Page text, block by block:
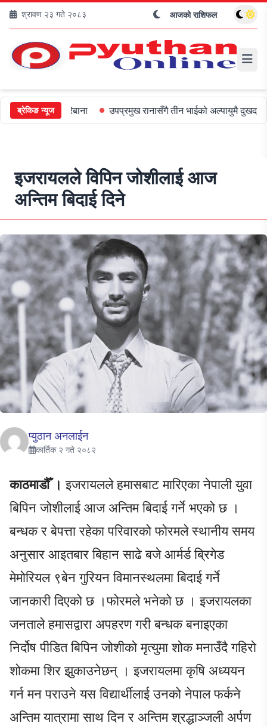
श्रावण २३ गते २०८३ आजको राशिफल
ब्रेकिङ न्यूज
जरिबाना उपप्रमुख रानासँगै तीन भाईको अल्पायुमै दुखद निधन
इजरायलले विपिन जोशीलाई आज
अन्तिम बिदाई दिने
प्युठान अनलाईन
कार्तिक २ गते २०८२
काठमाडौँ ।इजरायलले हमासबाट मारिएका नेपाली युवा
बिपिन जोशीलाई आज अन्तिम बिदाई गर्ने भएको छ ।
बन्धक र बेपत्ता रहेका परिवारको फोरमले स्थानीय समय
अनुसार आइतबार बिहान साढे बजे आर्मर्ड ब्रिगेड
मेमोरियल ९बेन गुरियन विमानस्थलमा बिदाई गर्ने
जानकारी दिएको छ ।फोरमले भनेको छ । इजरायलका
जनताले हमासद्वारा अपहरण गरी बन्धक बनाइएका
निर्दोष पीडित बिपिन जोशीको मृत्युमा शोक मनाउँदै गहिरो
शोकमा शिर झुकाउनेछन् । इजरायलमा कृषि अध्ययन
गर्न मन पराउने यस विद्यार्थीलाई उनको नेपाल फर्कने
अन्तिम यात्रामा साथ दिन र अन्तिम श्रद्धाञ्जली अर्पण